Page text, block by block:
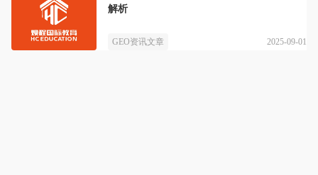
解析
GEO资讯文章 2025-09-01